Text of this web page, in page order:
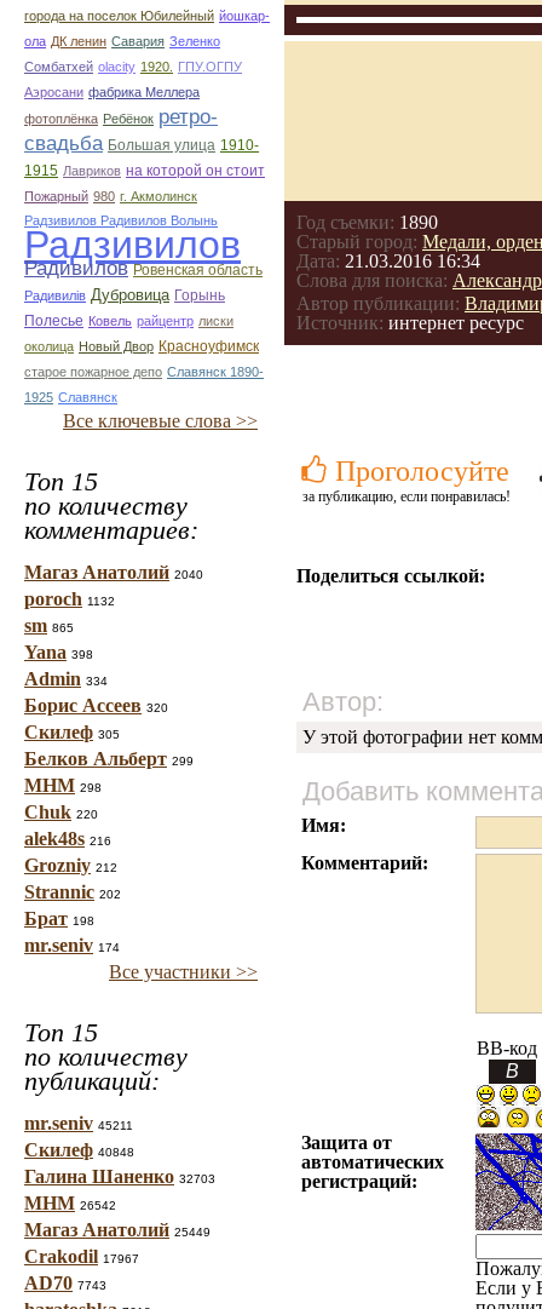
города на поселок Юбилейный йошкар-
ола ДК ленин Савария Зеленко
Сомбатхей olacity 1920.
ГПУ.ОГПУ
Аэросани фабрика Меллера
фотоплёнка Ребёнок ретро-
свадьба Большая улица 1910-
1915 Лавриков на которой он стоит
Пожарный 980 г. Акмолинск
Радзивилов Радивилов Волынь
Радзивилов
Радивилов Ровенская область
Радивилiв Дубровица Горынь
Полесье Ковель райцентр лиски
околица Новый Двор Красноуфимск
старое пожарное депо Славянск 1890-
1925 Славянск
Все ключевые слова >>
Топ 15
по количеству
комментариев:
Магаз Анатолий 2040
poroch 1132
sm 865
Yana 398
Admin 334
Борис Ассеев 320
Скилеф 305
Белков Альберт 299
МНМ 298
Chuk 220
alek48s 216
Grozniy 212
Strannic 202
Брат 198
mr.seniv 174
Все участники >>
Топ 15
по количеству
публикаций:
mr.seniv 45211
Скилеф 40848
Галина Шаненко 32703
МНМ 26542
Магаз Анатолий 25449
Crakodil 17967
AD70 7743
Год съемки: 1890
Старый город: Медали,
Дата: 21.03.2016 16:34
Слова для поиска:
Автор публикации:
Источник: интернет ресурс
Проголосуйте
за публикацию, если понравилась!
Поделиться ссылкой:
Автор:
У этой фотографии нет
Добавить
Имя:
Комментарий:
BB-код
Защита от
автоматических
регистраций:
Если у